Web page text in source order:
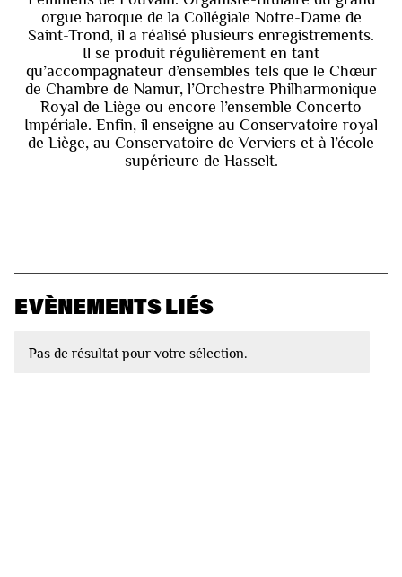
orgue baroque de la Collégiale Notre-Dame de
Saint-Trond, il a réalisé plusieurs enregistrements.
Il se produit régulièrement en tant
qu’accompagnateur d’ensembles tels que le Chœur
de Chambre de Namur, l’Orchestre Philharmonique
Royal de Liège ou encore l’ensemble Concerto
Impériale. Enfin, il enseigne au Conservatoire royal
de Liège, au Conservatoire de Verviers et à l’école
supérieure de Hasselt.
EVÈNEMENTS LIÉS
Pas de résultat pour votre sélection.